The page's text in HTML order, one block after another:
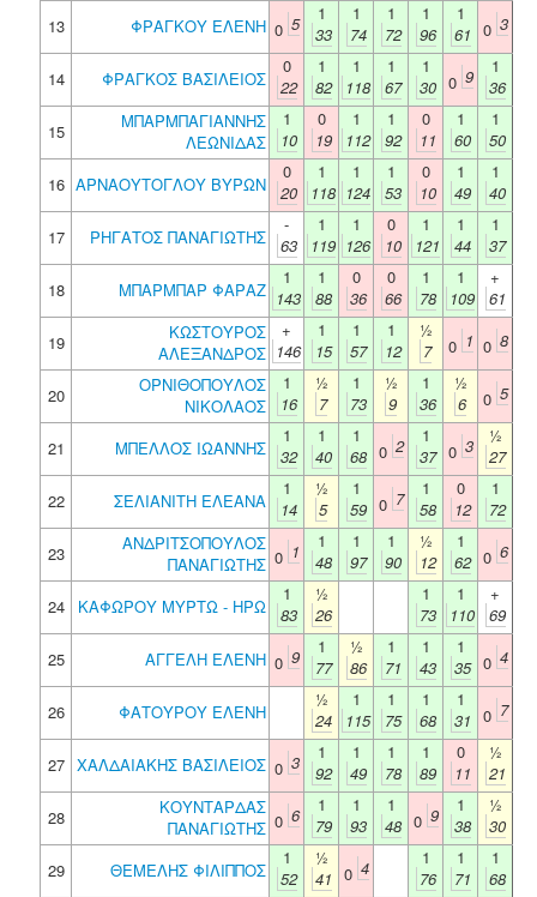
13
ΦΡΑΓΚΟΥ ΕΛΕΝΗ 0 5
1
33
1
74
1
72
1
96
1
61 0 3
14 ΦΡΑΓΚΟΣ ΒΑΣΙΛΕΙΟΣ
0
22
1
82
1
118
1
67
1
30 0 9
1
36
15
ΜΠΑΡΜΠΑΓΙΑΝΝΗΣ
ΛΕΩΝΙΔΑΣ
1
10
0
19
1
112
1
92
0
11
1
60
1
50
16 ΑΡΝΑΟΥΤΟΓΛΟΥ ΒΥΡΩΝ
0
20
1
118
1
124
1
53
0
10
1
49
1
40
17
ΡΗΓΑΤΟΣ ΠΑΝΑΓΙΩΤΗΣ
-
63
1
119
1
126
0
10
1
121
1
44
1
37
18
ΜΠΑΡΜΠΑΡ ΦΑΡΑΖ
1
143
1
88
0
36
0
66
1
78
1
109
+
61
19
ΚΩΣΤΟΥΡΟΣ
ΑΛΕΞΑΝΔΡΟΣ
+
146
1
15
1
57
1
12
½
7
0 1 0 8
20
ΟΡΝΙΘΟΠΟΥΛΟΣ
ΝΙΚΟΛΑΟΣ
1
16
½
7
1
73
½
9
1
36
½
6
0 5
21 ΜΠΕΛΛΟΣ ΙΩΑΝΝΗΣ
1
32
1
40
1
68 0 2
1
37 0 3
½
27
22
ΣΕΛΙΑΝΙΤΗ ΕΛΕΑΝΑ
1
14
½
5
1
59 0 7
1
58
0
12
1
72
23
ΑΝΔΡΙΤΣΟΠΟΥΛΟΣ
ΠΑΝΑΓΙΩΤΗΣ 0 1
1
48
1
97
1
90
½
12
1
62 0 6
24 ΚΑΦΩΡΟΥ ΜΥΡΤΩ - ΗΡΩ
1
83
½
26
1
73
1
110
+
69
25
ΑΓΓΕΛΗ ΕΛΕΝΗ 0 9
1
77
½
86
1
71
1
43
1
35 0 4
26 ΦΑΤΟΥΡΟΥ ΕΛΕΝΗ
½
24
1
115
1
75
1
68
1
31 0 7
27 ΧΑΛΔΑΙΑΚΗΣ ΒΑΣΙΛΕΙΟΣ 0 3
1
92
1
49
1
78
1
89
0
11
½
21
28
ΚΟΥΝΤΑΡΔΑΣ
ΠΑΝΑΓΙΩΤΗΣ 0 6
1
79
1
93
1
48 0 9
1
38
½
30
29
ΘΕΜΕΛΗΣ ΦΙΛΙΠΠΟΣ
1
52
½
41 0 4
1
76
1
71
1
68